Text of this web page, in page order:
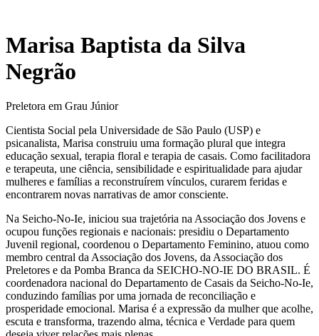
Marisa Baptista da Silva
Negrão
Preletora em Grau Júnior
Cientista Social pela Universidade de São Paulo (USP) e
psicanalista, Marisa construiu uma formação plural que integra
educação sexual, terapia floral e terapia de casais. Como facilitadora
e terapeuta, une ciência, sensibilidade e espiritualidade para ajudar
mulheres e famílias a reconstruírem vínculos, curarem feridas e
encontrarem novas narrativas de amor consciente.
Na Seicho-No-Ie, iniciou sua trajetória na Associação dos Jovens e
ocupou funções regionais e nacionais: presidiu o Departamento
Juvenil regional, coordenou o Departamento Feminino, atuou como
membro central da Associação dos Jovens, da Associação dos
Preletores e da Pomba Branca da SEICHO-NO-IE DO BRASIL. É
coordenadora nacional do Departamento de Casais da Seicho-No-Ie,
conduzindo famílias por uma jornada de reconciliação e
prosperidade emocional. Marisa é a expressão da mulher que acolhe,
escuta e transforma, trazendo alma, técnica e Verdade para quem